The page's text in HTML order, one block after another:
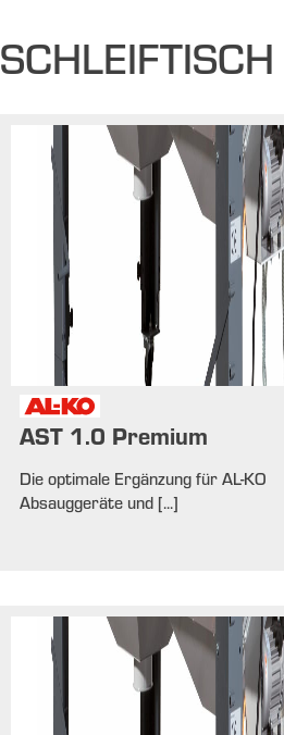
SCHLEIFTISCH
AST 1.0 Premium
Die optimale Ergänzung für AL-KO
Absauggeräte und [...]